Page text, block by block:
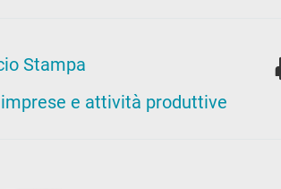
Stampa
e attività produttive